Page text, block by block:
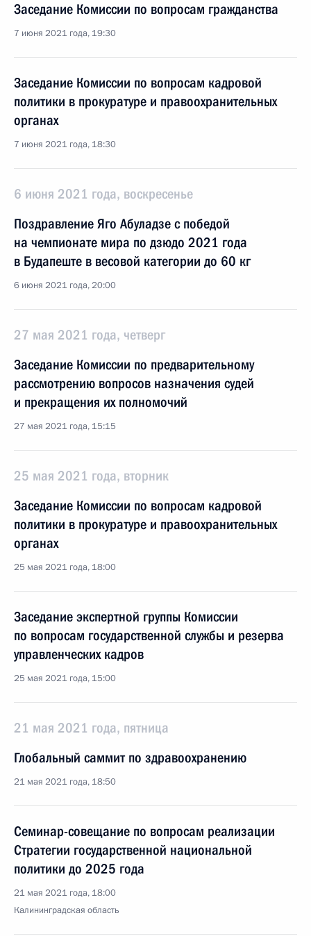
Заседание Комиссии по вопросам гражданства
7 июня 2021 года, 19:30
Заседание Комиссии по вопросам кадровой
политики в прокуратуре и правоохранительных
органах
7 июня 2021 года, 18:30
6 июня 2021 года, воскресенье
Поздравление Яго Абуладзе с победой
на чемпионате мира по дзюдо 2021 года
в Будапеште в весовой категории до 60 кг
6 июня 2021 года, 20:00
27 мая 2021 года, четверг
Заседание Комиссии по предварительному
рассмотрению вопросов назначения судей
и прекращения их полномочий
27 мая 2021 года, 15:15
25 мая 2021 года, вторник
Заседание Комиссии по вопросам кадровой
политики в прокуратуре и правоохранительных
органах
25 мая 2021 года, 18:00
Заседание экспертной группы Комиссии
по вопросам государственной службы и резерва
управленческих кадров
25 мая 2021 года, 15:00
21 мая 2021 года, пятница
Глобальный саммит по здравоохранению
21 мая 2021 года, 18:50
Семинар-совещание по вопросам реализации
Стратегии государственной национальной
политики до 2025 года
21 мая 2021 года, 18:00
Калининградская область